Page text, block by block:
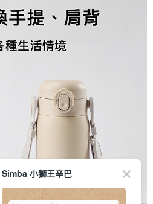
Simba 小獅王辛巴